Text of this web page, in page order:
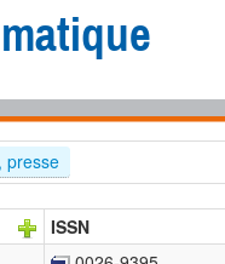
presse
ISSN